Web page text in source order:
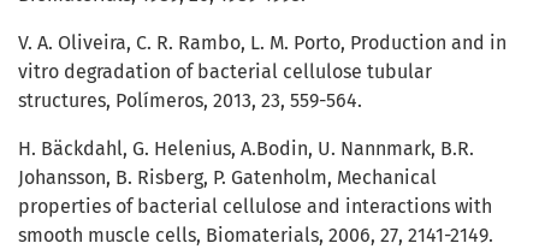
V. A. Oliveira, C. R. Rambo, L. M. Porto, Production and in
vitro degradation of bacterial cellulose tubular
structures, Polímeros, 2013, 23, 559-564.
H. Bäckdahl, G. Helenius, A.Bodin, U. Nannmark, B.R.
Johansson, B. Risberg, P. Gatenholm, Mechanical
properties of bacterial cellulose and interactions with
smooth muscle cells, Biomaterials, 2006, 27, 2141-2149.